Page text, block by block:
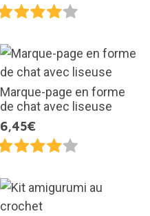
Marque-page en forme
de chat avec liseuse
6,45€